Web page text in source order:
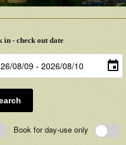
in - check out date
Book for day-use only